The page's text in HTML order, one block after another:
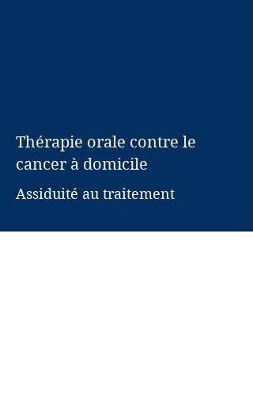
Thérapie orale contre le
cancer à domicile
Assiduité au traitement